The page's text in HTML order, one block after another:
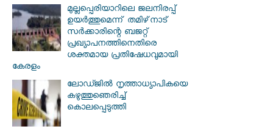
മുല്ലപ്പെരിയാറിലെ ജലനിരപ്പ്
ഉയര്‍ത്തുമെന്ന് തമിഴ്‌നാട്
സര്‍ക്കാരിന്റെ ബജറ്റ്
പ്രഖ്യാപനത്തിനെതിരെ
ശക്തമായ പ്രതിഷേധവുമായി
കേരളം
ലോഡ്ജില്‍ നൃത്താധ്യാപികയെ
കഴുത്തുഞെരിച്ച്
കൊലപ്പെടുത്തി